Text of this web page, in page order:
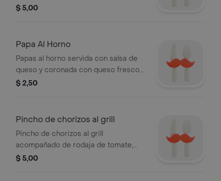
$ 5,00
Papa Al Horno
Papas al horno servida con salsa de
queso y coronada con queso fresco
rallado.
$ 2,50
Pincho de chorizos al grill
Pincho de chorizos al grill
acompañado de rodaja de tomate,
lechuga y patacón.
$ 5,00